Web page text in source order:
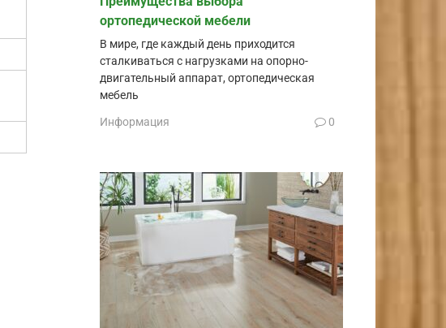
ортопедической мебели
В мире, где каждый день приходится
сталкиваться с нагрузками на опорно-
двигательный аппарат, ортопедическая
мебель
Информация 0